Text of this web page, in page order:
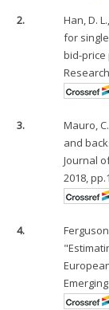
2.
Han, D.
for
bid-price
3.
Mauro,
and
Journal
2018,
4.